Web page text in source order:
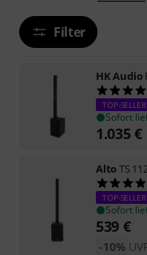
Filter
HK Audio
TOP-SELLER
Sofort
1.035€
AltoTS
TOP-SELLER
Sofort
539 €
-10%